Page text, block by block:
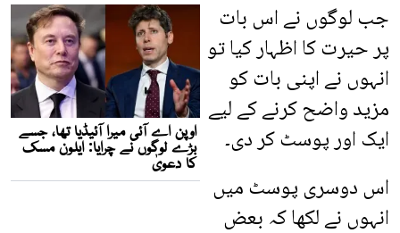
جب لوگوں نے اس بات
پر حیرت کا اظہار کیا تو
انہوں نے اپنی بات کو
مزید واضح کرنے کے لیے
ایک اور پوسٹ کر دی۔
اس دوسری پوسٹ میں
انہوں نے لکھا کہ بعض